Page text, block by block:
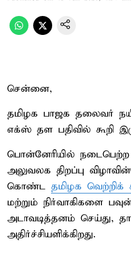
சென்னை,
தமிழக பாஜக தலைவர்
எக்ஸ் தள பதிவில் கூறி
பொன்னேரியில்
அலுவலக திறப்பு
கொண்ட தமிழக
மற்றும் நிர்வாகிகளை
அடாவடித்தனம் செய்து,
அதிர்ச்சியளிக்கிறது.